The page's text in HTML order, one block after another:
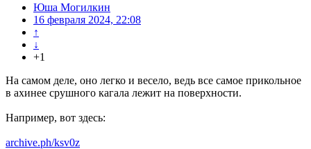
Юша Могилкин
16 февраля 2024, 22:08
↑
↓
+1
На самом деле, оно легко и весело, ведь все самое прикольное
в ахинее срушного кагала лежит на поверхности.
Например, вот здесь:
archive.ph/ksv0z